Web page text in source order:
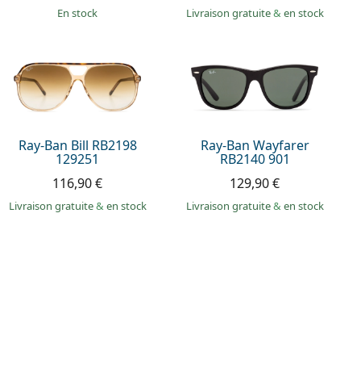
en stock Livraison gratuite& en stock
Ray-Ban Bill RB2198
129251
116,90 €
Livraison gratuite& en stock
Ray-Ban Wayfarer
RB2140 901
129,90 €
Livraison gratuite& en stock